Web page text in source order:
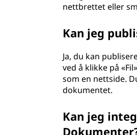
nettbrettet eller
Kan jeg
Ja, du kan
ved å klikke på
som en nettside.
dokumentet.
Kan jeg